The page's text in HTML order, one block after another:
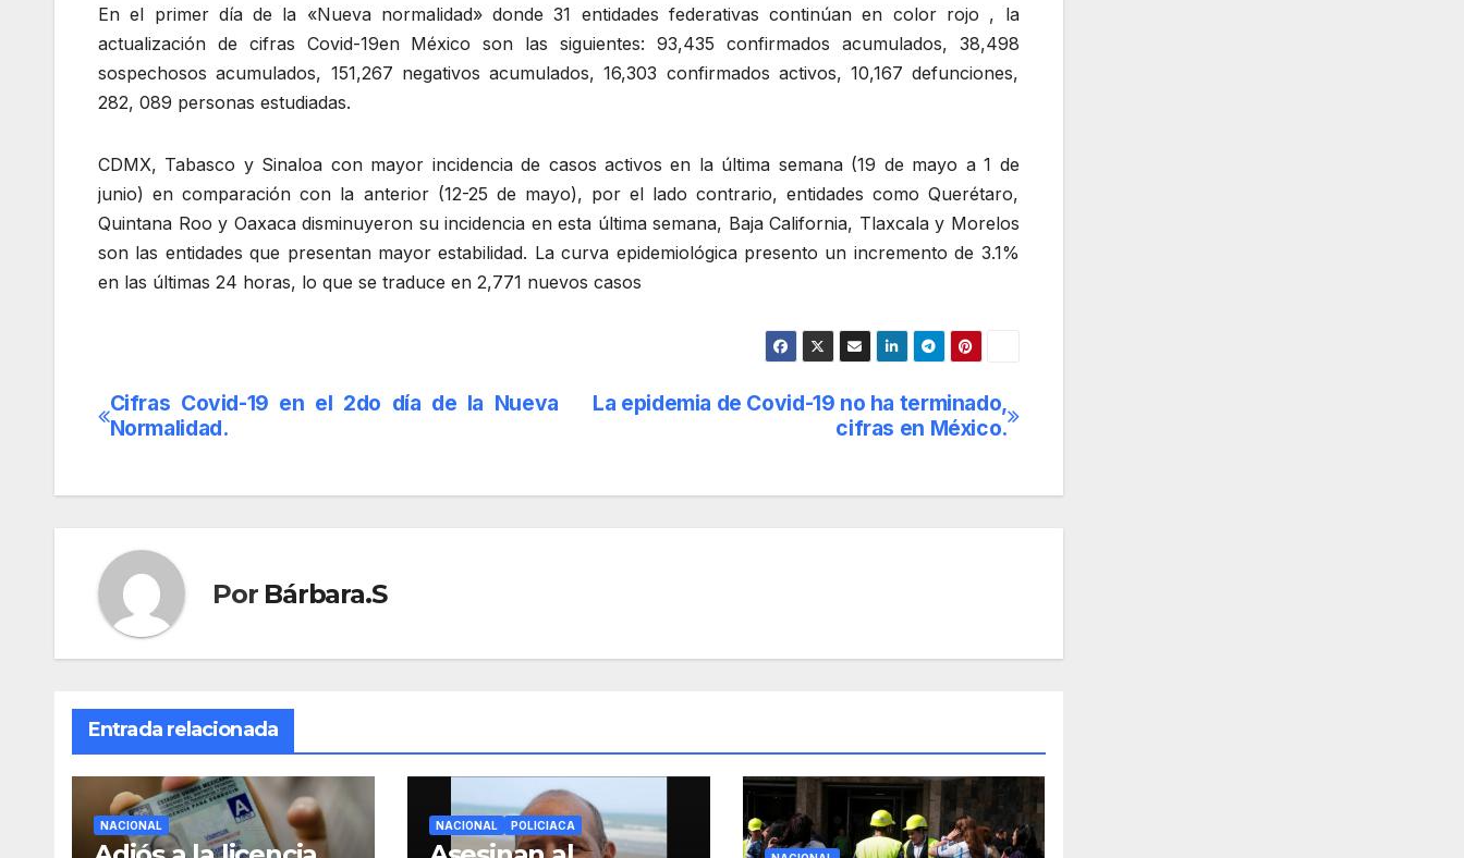
En el primer día de la «Nueva normalidad» donde 31 entidades federativas continúan en color rojo , la
actualización de cifras Covid-19en México son las siguientes: 93,435 confirmados acumulados, 38,498
sospechosos acumulados, 151,267 negativos acumulados, 16,303 confirmados activos, 10,167 defunciones,
282, 089 personas estudiadas.
CDMX, Tabasco y Sinaloa con mayor incidencia de casos activos en la última semana (19 de mayo a 1 de
junio) en comparación con la anterior (12-25 de mayo), por el lado contrario, entidades como Querétaro,
Quintana Roo y Oaxaca disminuyeron su incidencia en esta última semana, Baja California, Tlaxcala y Morelos
son las entidades que presentan mayor estabilidad. La curva epidemiológica presento un incremento de 3.1%
en las últimas 24 horas, lo que se traduce en 2,771 nuevos casos
Navegación
entradas
La epidemia de Covid-19 no ha terminado,
cifras en México.
Cifras Covid-19 en el 2do día de la Nueva
Normalidad.
Por Bárbara.S
Entrada relacionada
NACIONAL NACIONAL POLICIACA